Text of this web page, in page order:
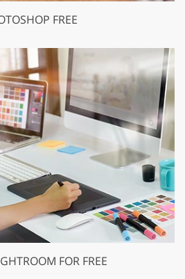
FREE
FOR FREE